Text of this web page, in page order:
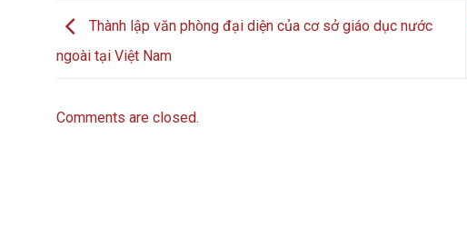
Thành lập văn phòng đại diện của cơ sở giáo dục nước
ngoài tại Việt Nam
Comments are closed.